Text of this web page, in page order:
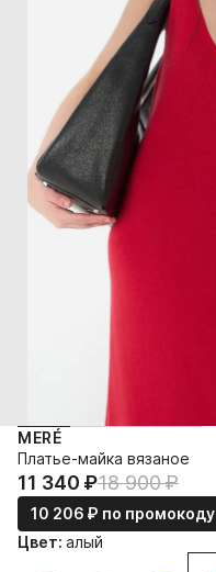
MERÉ
Платье-майка вязаное
11 340⁠ ⁠₽18 900⁠ ⁠₽
10 206⁠ ⁠₽ по промокоду
Цвет: алый